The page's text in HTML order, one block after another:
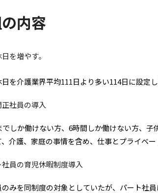
内容
を増やす。
を介護業界平均111日より多い114日に設定
社員の導入
でしか働けない方、6時間しか働けない方、
介護、家庭の事情を含め、仕事とプライベー
員の育児休暇制度導入
みを同制度の対象としていたが、パート社員